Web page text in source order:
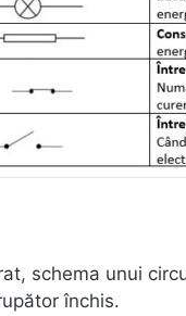
schema unui
închis.